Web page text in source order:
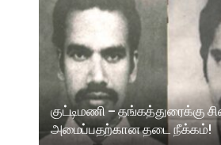
குட்டிமணி – தங்கத்துரைக்கு
அமைப்பதற்கான தடை நீக்கம்!